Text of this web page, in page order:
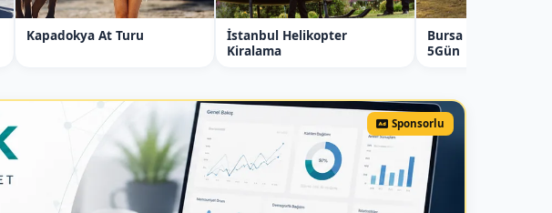
Kapadokya At Turu
İstanbul Helikopter
Kiralama
Bursa Karavan
5Gün
Sponsorlu